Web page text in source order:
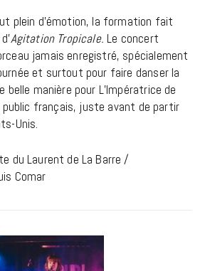
plein d’émotion, la formation fait
Agitation Tropicale. Le concert
jamais enregistré, spécialement
et surtout pour faire danser la
belle manière pour L’Impératrice de
public français, juste avant de partir
Unis.
du Laurent de La Barre /
Comar